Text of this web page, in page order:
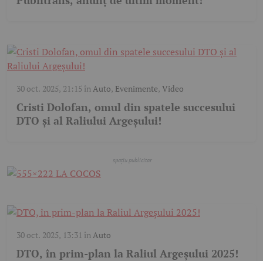
30 oct. 2025, 21:15 înAuto, Evenimente, Video
Cristi Dolofan, omul din spatele succesului
DTO și al Raliului Argeșului!
30 oct. 2025, 13:31 înAuto
DTO, în prim-plan la Raliul Argeșului 2025!